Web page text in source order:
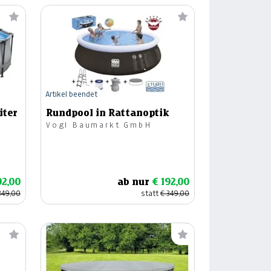
Rundpool in Rattanoptik
Vogl Baumarkt GmbH
ab nur € 192,00
statt€ 349,00
Artikel beendet